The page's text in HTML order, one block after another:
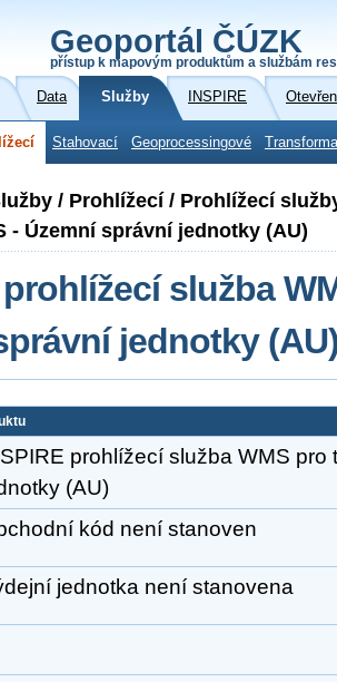
Geoportál ČÚZK
přístup k mapovým produktům a službám
Data Služby INSPIRE
Stahovací Geoprocessingové
/ Prohlížecí / Prohlížecí
- Územní správní jednotky (AU)
prohlížecí služba
jednotky
prohlížecí služba WMS
(AU)
kód není stanoven
jednotka není stanovena